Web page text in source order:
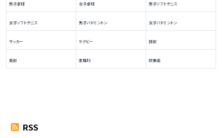
男子卓球 女子卓球 男子ソフトテニス
女子ソフトテニス 男子バドミントン 女子バドミントン
サッカー ラグビー 技術
美術 家庭科 吹奏楽
RSS